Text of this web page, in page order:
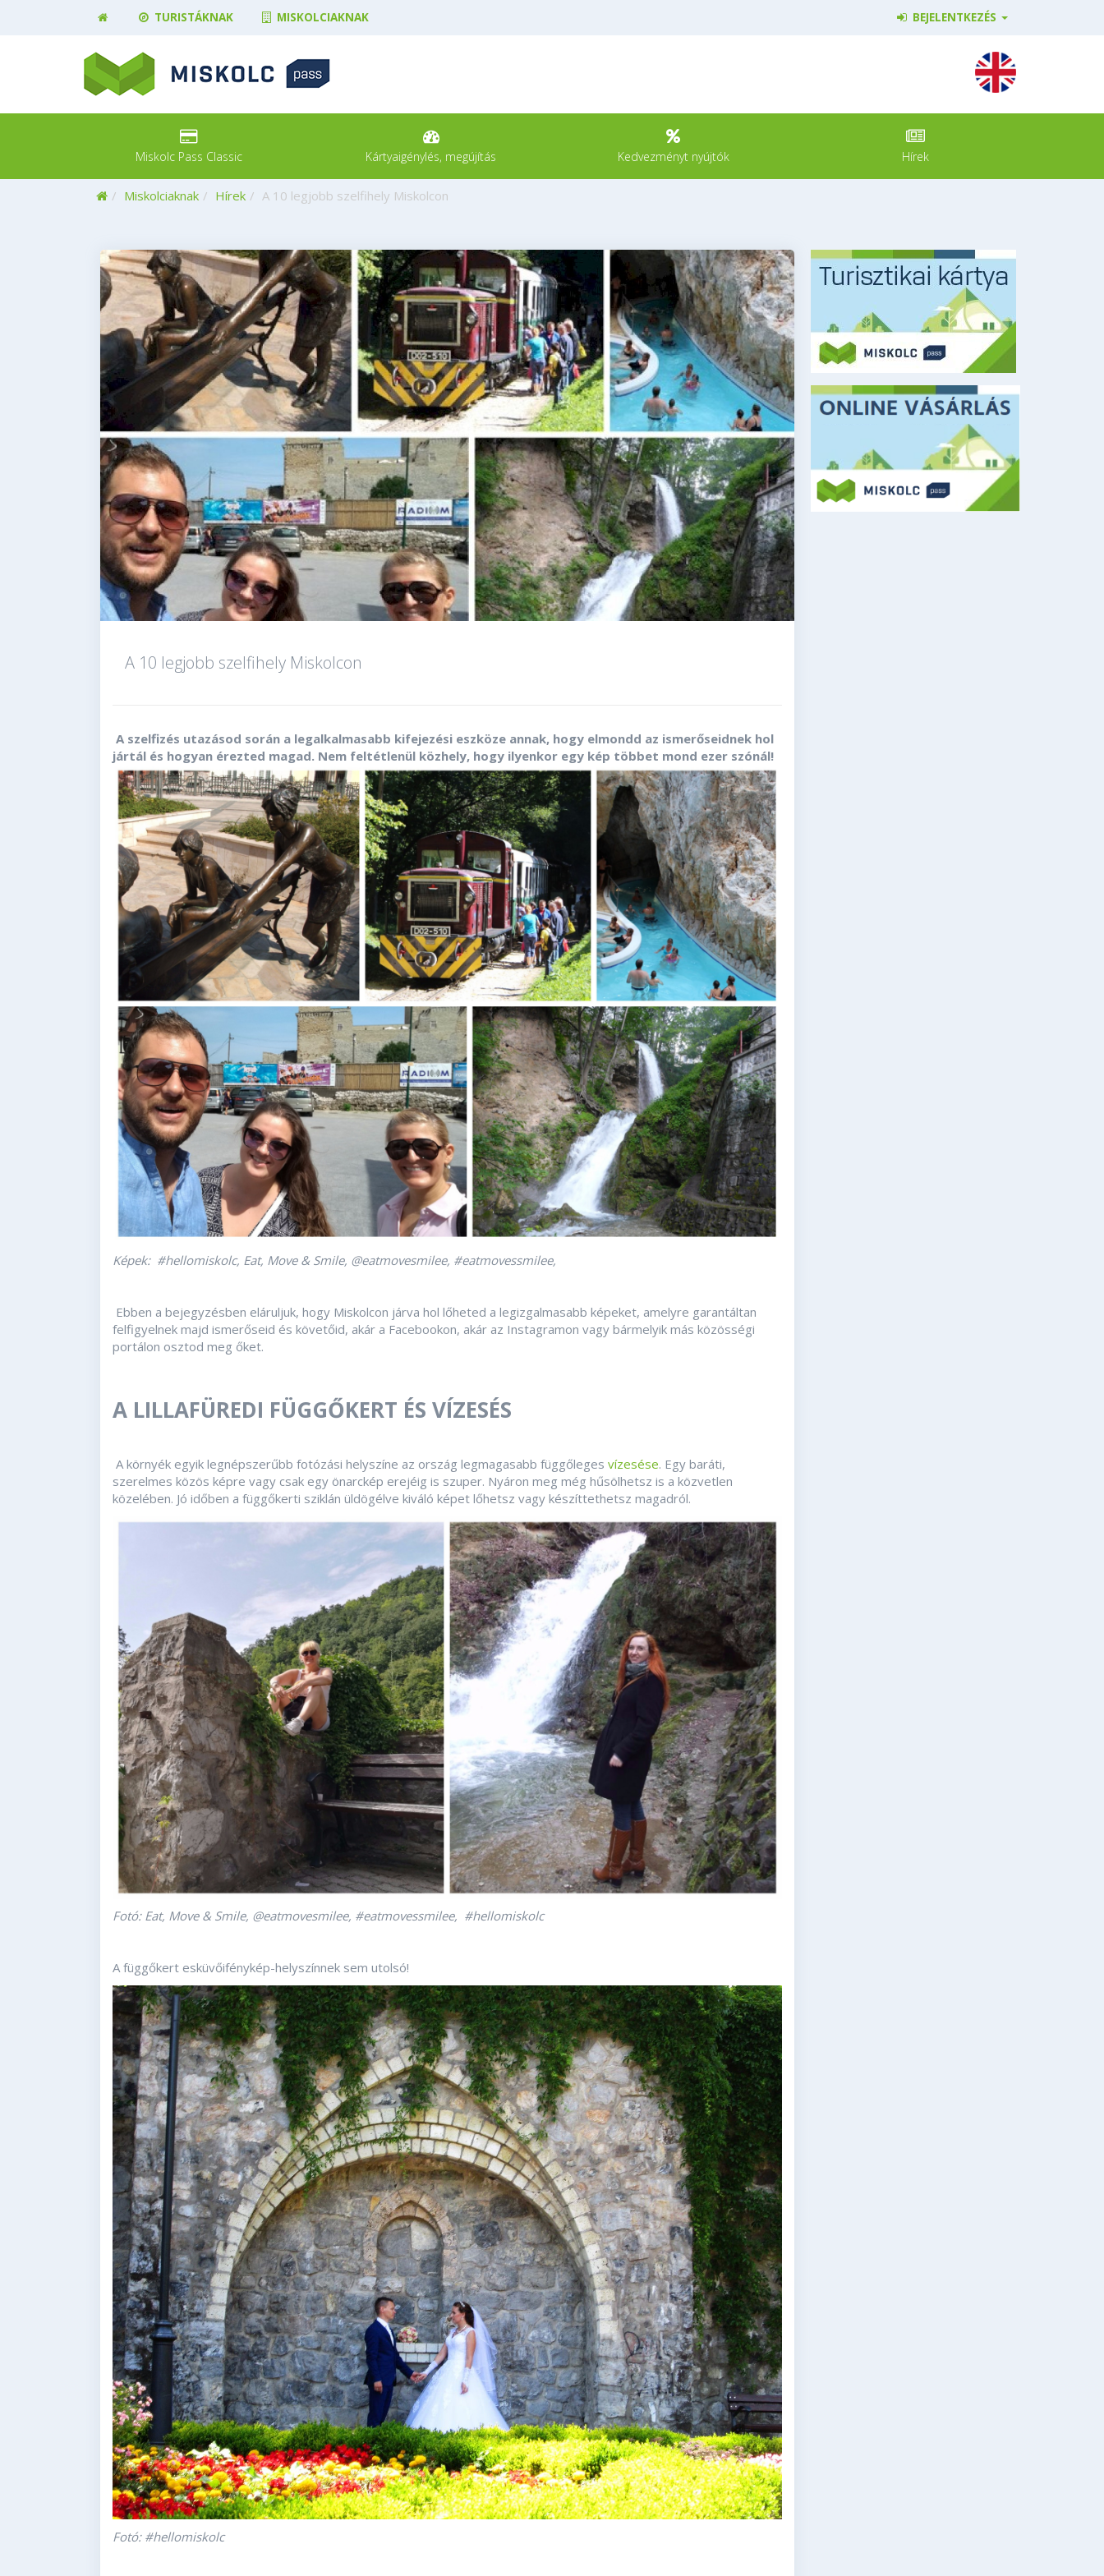
TURISTÁKNAK MISKOLCIAKNAK BEJELENTKEZÉS
Miskolc Pass Classic Kártyaigénylés, megújítás Kedvezményt nyújtók Hírek
Kezdőoldal
Miskolciaknak Hírek A 10 legjobb szelfihely Miskolcon
A 10 legjobb szelfihely Miskolcon
A szelfizés utazásod során a legalkalmasabb kifejezési eszköze annak, hogy elmondd az ismerőseidnek hol
jártál és hogyan érezted magad. Nem feltétlenül közhely, hogy ilyenkor egy kép többet mond ezer szónál!
Képek: #hellomiskolc, Eat, Move & Smile, @eatmovesmilee, #eatmovessmilee,
Ebben a bejegyzésben eláruljuk, hogy Miskolcon járva hol lőheted a legizgalmasabb képeket, amelyre garantáltan
felfigyelnek majd ismerőseid és követőid, akár a Facebookon, akár az Instagramon vagy bármelyik más közösségi
portálon osztod meg őket.
A LILLAFÜREDI FÜGGŐKERT ÉS VÍZESÉS
A környék egyik legnépszerűbb fotózási helyszíne az ország legmagasabb függőleges vízesése. Egy baráti,
szerelmes közös képre vagy csak egy önarckép erejéig is szuper. Nyáron meg még hűsölhetsz is a közvetlen
közelében. Jó időben a függőkerti sziklán üldögélve kiváló képet lőhetsz vagy készíttethetsz magadról.
Fotó: Eat, Move & Smile, @eatmovesmilee, #eatmovessmilee, #hellomiskolc
A függőkert esküvőifénykép-helyszínnek sem utolsó!
Fotó: #hellomiskolc